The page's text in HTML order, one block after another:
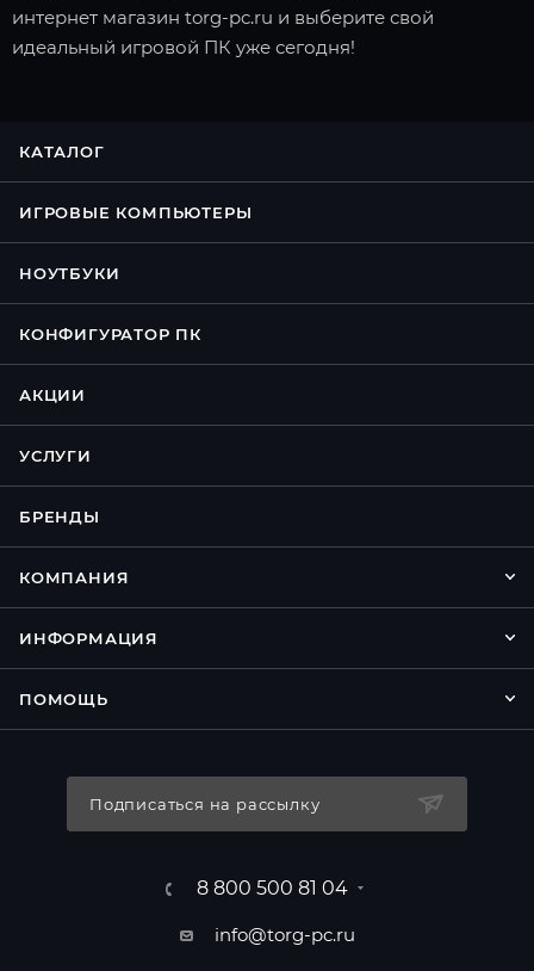
интернет магазин torg-pc.ru и выберите свой
идеальный игровой ПК уже сегодня!
КАТАЛОГ
ИГРОВЫЕ КОМПЬЮТЕРЫ
НОУТБУКИ
КОНФИГУРАТОР ПК
АКЦИИ
УСЛУГИ
БРЕНДЫ
КОМПАНИЯ
ИНФОРМАЦИЯ
ПОМОЩЬ
Подписаться на рассылку
8 800 500 81 04
info@torg-pc.ru